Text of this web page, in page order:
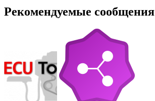
Рекомендуемые сообщения